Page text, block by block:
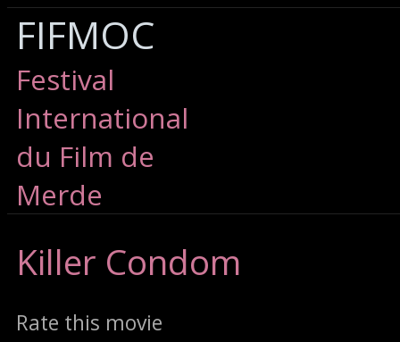
FIFMOC
Festival
International
du Film de
Merde
Killer Condom
Rate this movie